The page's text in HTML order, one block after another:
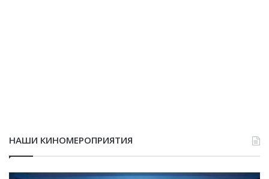
НАШИ КИНОМЕРОПРИЯТИЯ